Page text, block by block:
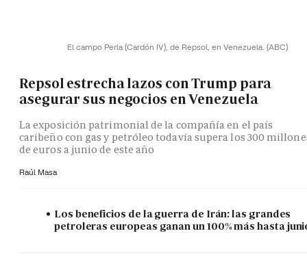
El campo Perla (Cardón IV), de Repsol, en Venezuela. (ABC)
Repsol estrecha lazos con Trump para
asegurar sus negocios en Venezuela
La exposición patrimonial de la compañía en el país
caribeño con gas y petróleo todavía supera los 300
de euros a junio de este año
Raúl Masa
Los beneficios de la guerra de Irán: las grandes
petroleras europeas ganan un 100% más hasta